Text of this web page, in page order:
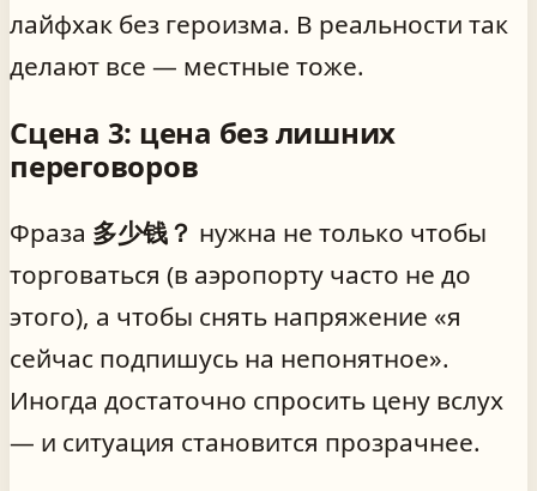
лайфхак без героизма. В реальности так
делают все — местные тоже.
Сцена 3: цена без лишних
переговоров
Фраза 多少钱？ нужна не только чтобы
торговаться (в аэропорту часто не до
этого), а чтобы снять напряжение «я
сейчас подпишусь на непонятное».
Иногда достаточно спросить цену вслух
— и ситуация становится прозрачнее.